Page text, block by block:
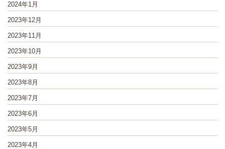
2024年1月
2023年12月
2023年11月
2023年10月
2023年9月
2023年8月
2023年7月
2023年6月
2023年5月
2023年4月